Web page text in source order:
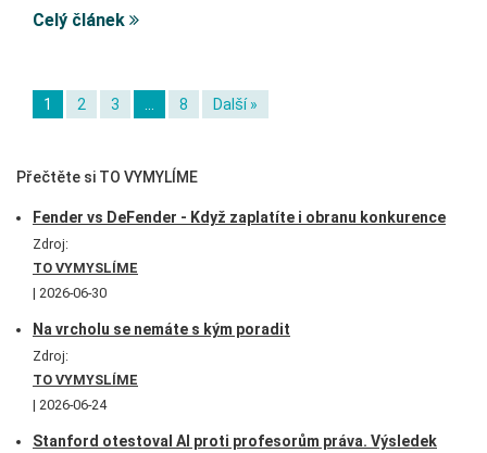
Celý článek
1 2 3 8 Další »
Přečtěte si TO VYMYLÍME
Fender vs DeFender - Když zaplatíte i obranu konkurence
Zdroj:
TO VYMYSLÍME
2026-06-30
Na vrcholu se nemáte s kým poradit
Zdroj:
TO VYMYSLÍME
2026-06-24
Stanford otestoval AI proti profesorům práva. Výsledek